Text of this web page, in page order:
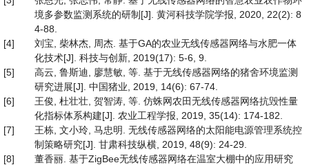
境多参数监测系统的研制[J]. 黄河科技学院学报, 2020, 22(2): 8
4-88.
[4]
刘宝, 柴林杰, 周杰. 基于GA的农业无线传感器网络与水肥一体
化技术[J]. 科技与创新, 2019(17): 5-6, 9.
[5]
高云, 鲁斯迪, 廖慧敏, 等. 基于无线传感器网络的猪舍环境监测
研究进展[J]. 中国猪业, 2019, 14(6): 67-74.
[6]
王俊, 杜壮壮, 贺智涛, 等. 仿蛛网农田无线传感器网络抗毁性量
化指标体系构建[J]. 农业工程学报, 2019, 35(14): 174-182.
[7]
王栋, 文小玲, 马忠明. 无线传感器网络的太阳能电源管理系统控
制策略研究[J]. 甘肃科技纵横, 2019, 48(9): 24-29.
[8]
董香丽. 基于ZigBee无线传感器网络在温室大棚中的应用研究